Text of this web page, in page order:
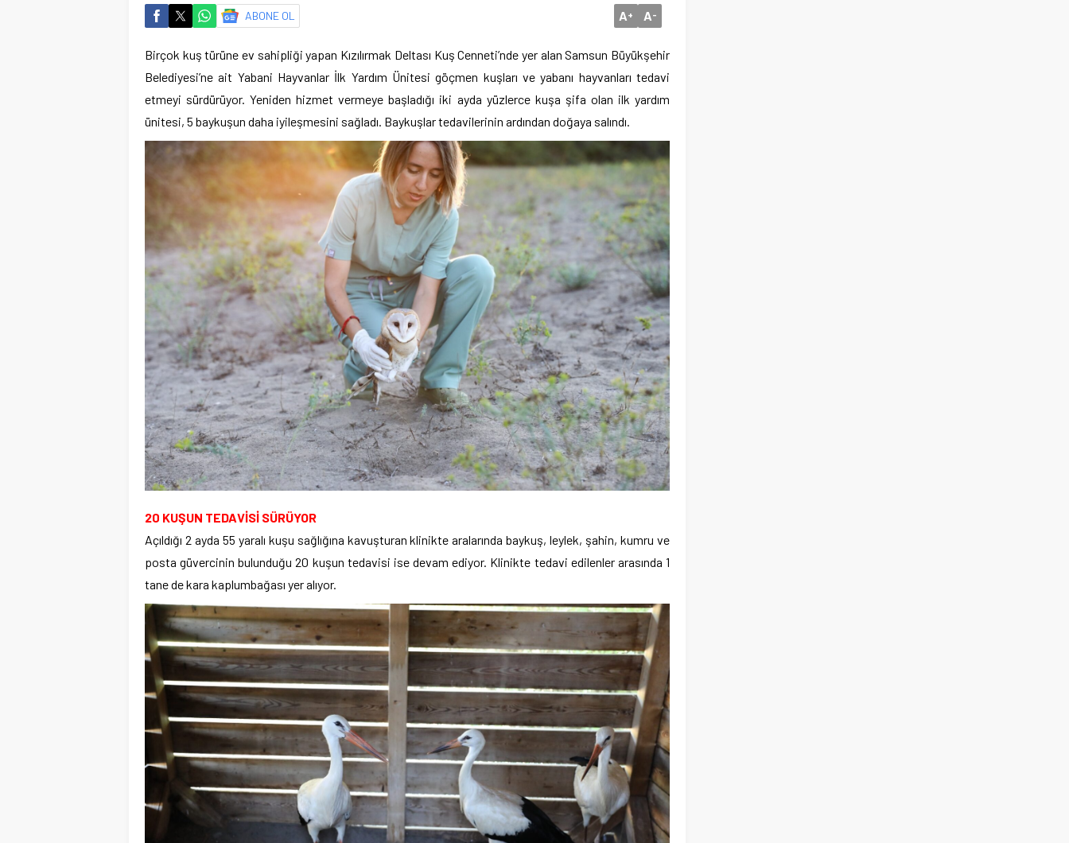
ABONE OL A+ A-
Birçok kuş türüne ev sahipliği yapan Kızılırmak Deltası Kuş Cenneti’nde yer alan Samsun Büyükşehir
Belediyesi’ne ait Yabani Hayvanlar İlk Yardım Ünitesi göçmen kuşları ve yabanı hayvanları tedavi
etmeyi sürdürüyor. Yeniden hizmet vermeye başladığı iki ayda yüzlerce kuşa şifa olan ilk yardım
ünitesi, 5 baykuşun daha iyileşmesini sağladı. Baykuşlar tedavilerinin ardından doğaya salındı.
20 KUŞUN TEDAVİSİ SÜRÜYOR
Açıldığı 2 ayda 55 yaralı kuşu sağlığına kavuşturan klinikte aralarında baykuş, leylek, şahin, kumru ve
posta güvercinin bulunduğu 20 kuşun tedavisi ise devam ediyor. Klinikte tedavi edilenler arasında 1
tane de kara kaplumbağası yer alıyor.